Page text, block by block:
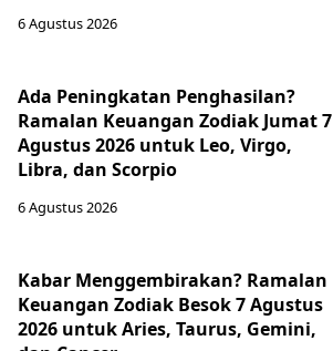
6 Agustus 2026
Ada Peningkatan Penghasilan?
Ramalan Keuangan Zodiak Jumat 7
Agustus 2026 untuk Leo, Virgo,
Libra, dan Scorpio
6 Agustus 2026
Kabar Menggembirakan? Ramalan
Keuangan Zodiak Besok 7 Agustus
2026 untuk Aries, Taurus, Gemini,